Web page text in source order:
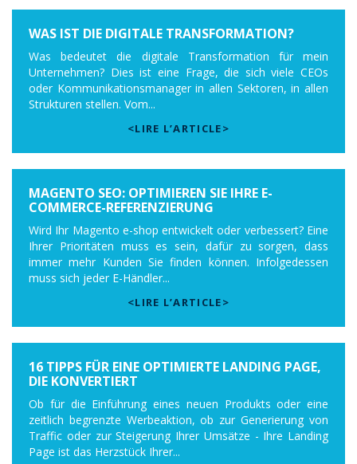
WAS IST DIE DIGITALE TRANSFORMATION?
Was bedeutet die digitale Transformation für mein
Unternehmen? Dies ist eine Frage, die sich viele CEOs
oder Kommunikationsmanager in allen Sektoren, in allen
Strukturen stellen. Vom...
<LIRE L’ARTICLE>
MAGENTO SEO: OPTIMIEREN SIE IHRE E-
COMMERCE-REFERENZIERUNG
Wird Ihr Magento e-shop entwickelt oder verbessert? Eine
Ihrer Prioritäten muss es sein, dafür zu sorgen, dass
immer mehr Kunden Sie finden können. Infolgedessen
muss sich jeder E-Händler...
<LIRE L’ARTICLE>
16 TIPPS FÜR EINE OPTIMIERTE LANDING PAGE,
DIE KONVERTIERT
Ob für die Einführung eines neuen Produkts oder eine
zeitlich begrenzte Werbeaktion, ob zur Generierung von
Traffic oder zur Steigerung Ihrer Umsätze - Ihre Landing
Page ist das Herzstück Ihrer...